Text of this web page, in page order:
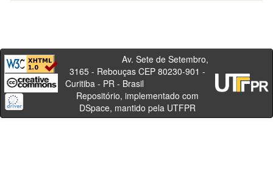
Av. Sete de Setembro,
3165 - Rebouças CEP 80230-901 -
Curitiba - PR - Brasil
Repositório, implementado com
DSpace, mantido pela UTFPR